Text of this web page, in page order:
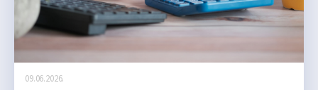
09.06.2026.